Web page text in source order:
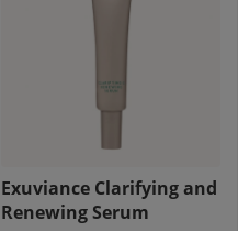
Exuviance Clarifying and
Renewing Serum